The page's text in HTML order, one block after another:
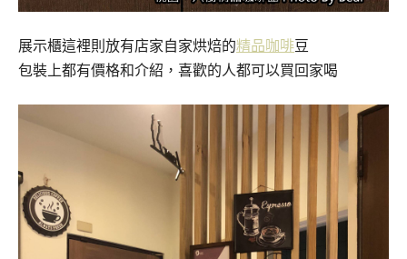
展示櫃這裡則放有店家自家烘焙的精品咖啡豆
包裝上都有價格和介紹，喜歡的人都可以買回家喝